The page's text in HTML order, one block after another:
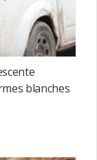
blanches